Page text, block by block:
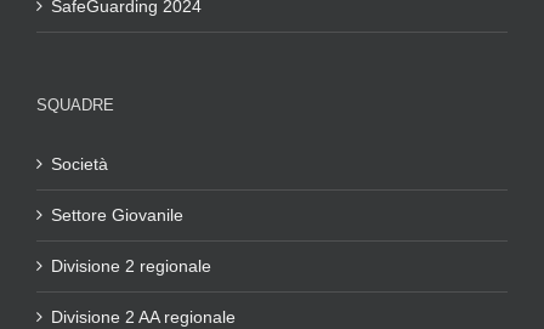
SafeGuarding 2024
SQUADRE
Società
Settore Giovanile
Divisione 2 regionale
Divisione 2 AA regionale